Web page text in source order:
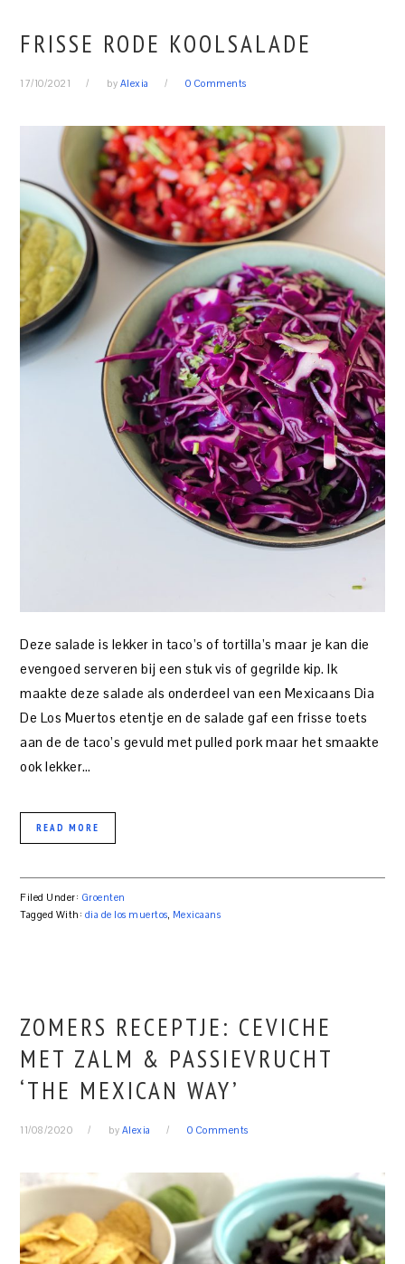
FRISSE RODE KOOLSALADE
17/10/2021 by Alexia 0 Comments
Deze salade is lekker in taco’s of tortilla’s maar je kan die
evengoed serveren bij een stuk vis of gegrilde kip. Ik
maakte deze salade als onderdeel van een Mexicaans Dia
De Los Muertos etentje en de salade gaf een frisse toets
aan de de taco’s gevuld met pulled pork maar het smaakte
ook lekker…
READ MORE
Filed Under: Groenten
Tagged With: dia de los muertos, Mexicaans
ZOMERS RECEPTJE: CEVICHE
MET ZALM & PASSIEVRUCHT
‘THE MEXICAN WAY’
11/08/2020 by Alexia 0 Comments